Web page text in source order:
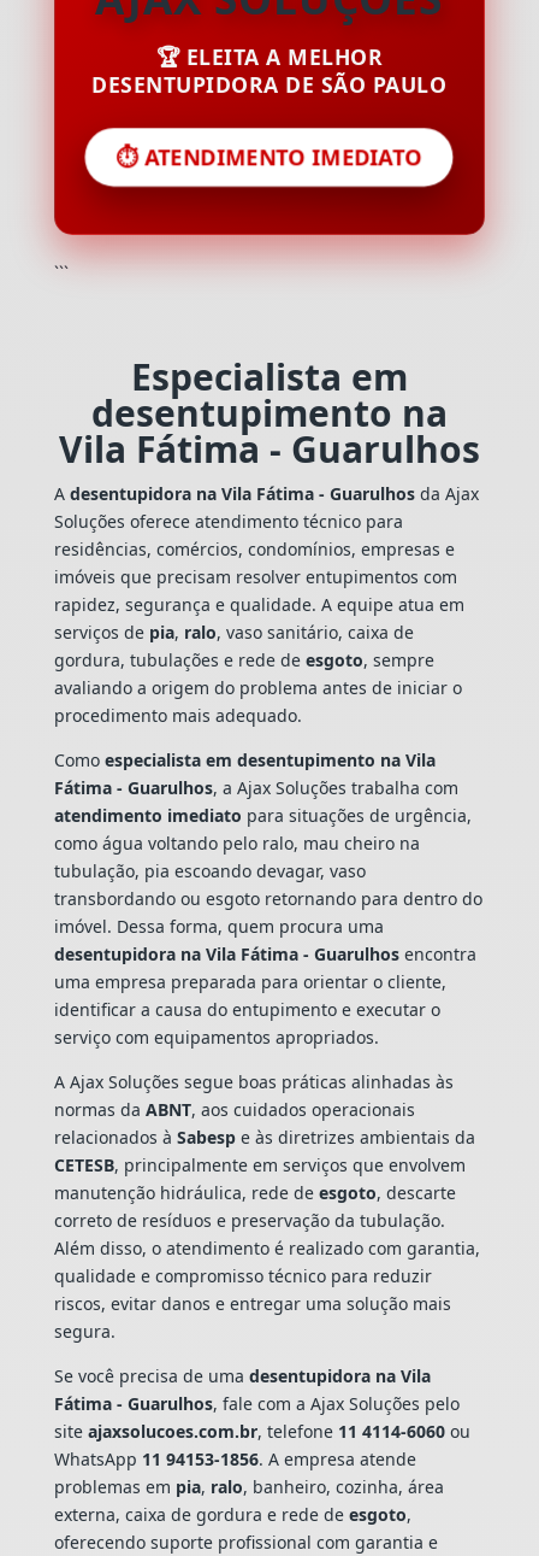
🏆 ELEITA A MELHOR
DESENTUPIDORA DE SÃO PAULO
⏱️ ATENDIMENTO IMEDIATO
```
Especialista em
desentupimento na
Vila Fátima - Guarulhos
A desentupidora na Vila Fátima - Guarulhosda Ajax
Soluções oferece atendimento técnico para
residências, comércios, condomínios, empresas e
imóveis que precisam resolver entupimentos com
rapidez, segurança e qualidade. A equipe atua em
serviços de pia, ralo, vaso sanitário, caixa de
gordura, tubulações e rede de esgoto, sempre
avaliando a origem do problema antes de iniciar o
procedimento mais adequado.
Como especialista em desentupimento na Vila
Fátima - Guarulhos, a Ajax Soluções trabalha com
atendimento imediato para situações de urgência,
como água voltando pelo ralo, mau cheiro na
tubulação, pia escoando devagar, vaso
transbordando ou esgoto retornando para dentro do
imóvel. Dessa forma, quem procura uma
desentupidora na Vila Fátima - Guarulhosencontra
uma empresa preparada para orientar o cliente,
identificar a causa do entupimento e executar o
serviço com equipamentos apropriados.
A Ajax Soluções segue boas práticas alinhadas às
normas da ABNT, aos cuidados operacionais
relacionados à Sabespe às diretrizes ambientais da
CETESB, principalmente em serviços que envolvem
manutenção hidráulica, rede de esgoto, descarte
correto de resíduos e preservação da tubulação.
Além disso, o atendimento é realizado com garantia,
qualidade e compromisso técnico para reduzir
riscos, evitar danos e entregar uma solução mais
segura.
Se você precisa de uma desentupidora na Vila
Fátima - Guarulhos, fale com a Ajax Soluções pelo
site ajaxsolucoes.com.br, telefone 11 4114-6060ou
WhatsApp 11 94153-1856. A empresa atende
problemas em pia, ralo, banheiro, cozinha, área
externa, caixa de gordura e rede de esgoto,
oferecendo suporte profissional com garantia e